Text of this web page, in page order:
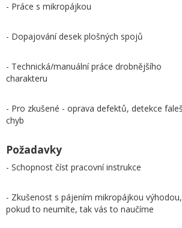
- Práce s mikropájkou
- Dopajování desek plošných spojů
- Technická/manuální práce drobnějšího
charakteru
- Pro zkušené - oprava defektů, detekce
chyb
Požadavky
- Schopnost číst pracovní instrukce
- Zkušenost s pájením mikropájkou
pokud to neumíte, tak vás to naučíme